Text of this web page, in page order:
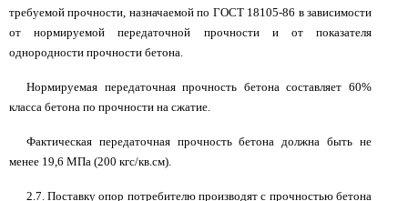
требуемой прочности, назначаемой по ГОСТ 18105-86 в зависимости
от нормируемой передаточной прочности и от показателя
однородности прочности бетона.
Нормируемая передаточная прочность бетона составляет 60%
класса бетона по прочности на сжатие.
Фактическая передаточная прочность бетона должна быть не
менее 19,6 МПа (200 кгс/кв.см).
2.7. Поставку опор потребителю производят с прочностью бетона